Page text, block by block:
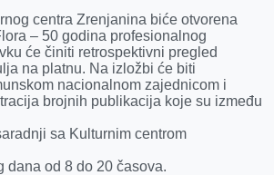
centra Zrenjanina biće otvorena
– 50 godina profesionalnog
će činiti retrospektivni pregled
na platnu. Na izložbi će biti
nacionalnom zajednicom i
brojnih publikacija koje su između
sa Kulturnim centrom
dana od 8 do 20 časova.